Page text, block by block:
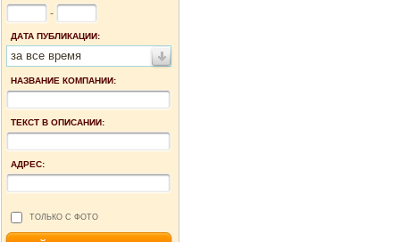
-
ДАТА ПУБЛИКАЦИИ:
за все время
НАЗВАНИЕ КОМПАНИИ:
ТЕКСТ В ОПИСАНИИ:
АДРЕС:
ТОЛЬКО С ФОТО